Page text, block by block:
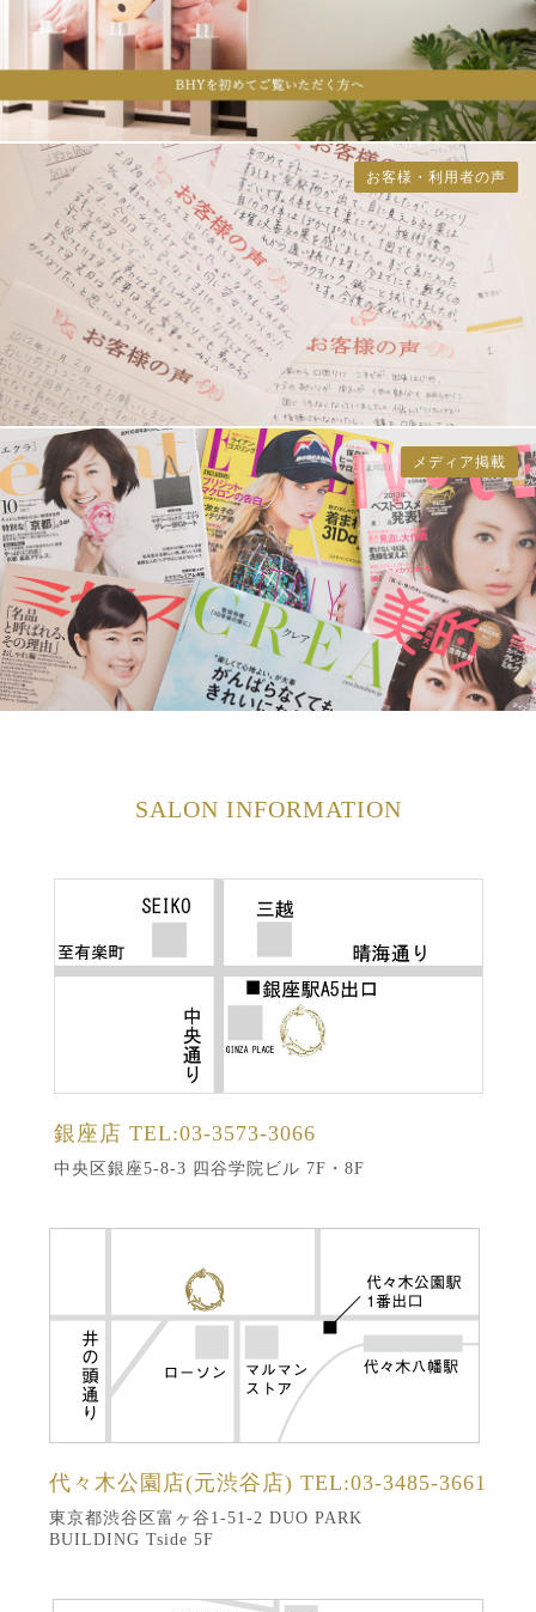
お客様・利用者の声
メディア掲載
SALON INFORMATION
銀座店 TEL:03-3573-3066
中央区銀座5-8-3 四谷学院ビル 7F・8F
代々木公園店(元渋谷店) TEL:03-3485-3661
東京都渋谷区富ヶ谷1-51-2 DUO PARK
BUILDING Tside 5F